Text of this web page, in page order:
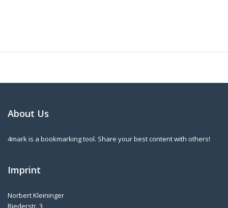
About Us
4mark is a bookmarking tool. Share your best content with others!
Imprint
Norbert Kleininger
Riederstr. 3